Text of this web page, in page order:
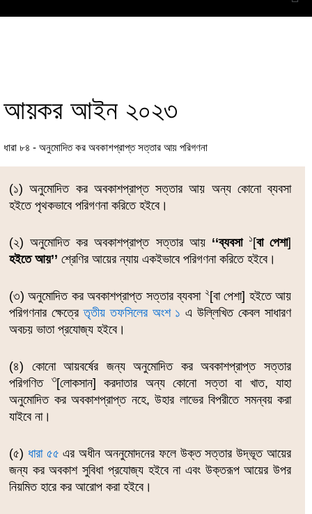
আয়কর আইন ২০২৩
ধারা ৮৪ - অনুমোদিত কর অবকাশপ্রাপ্ত সত্তার আয় পরিগণনা
(১) অনুমোদিত কর অবকাশপ্রাপ্ত সত্তার আয় অন্য কোনো ব্যবসা
হইতে পৃথকভাবে পরিগণনা করিতে হইবে।
(২) অনুমোদিত কর অবকাশপ্রাপ্ত সত্তার আয় ‘‘ব্যবসা ১ [বা পেশা]
হইতে আয়’’ শ্রেণির আয়ের ন্যায় একইভাবে পরিগণনা করিতে হইবে।
(৩) অনুমোদিত কর অবকাশপ্রাপ্ত সত্তার ব্যবসা ২[বা পেশা] হইতে আয়
পরিগণনার ক্ষেত্রেতৃতীয় তফসিলের অংশ ১ এ উল্লিখিত কেবল সাধারণ
অবচয় ভাতা প্রযোজ্য হইবে।
(৪) কোনো আয়বর্ষের জন্য অনুমোদিত কর অবকাশপ্রাপ্ত সত্তার
পরিগণিত
৩[লোকসান] করদাতার অন্য কোনো সত্তা বা খাত, যাহা
অনুমোদিত কর অবকাশপ্রাপ্ত নহে, উহার লাভের বিপরীতে সমন্বয় করা
যাইবে না।
(৫) ধারা ৫৫ এর অধীন অননুমোদনের ফলে উক্ত সত্তার উদ্ভূত আয়ের
জন্য কর অবকাশ সুবিধা প্রযোজ্য হইবে না এবং উক্তরূপ আয়ের উপর
নিয়মিত হারে কর আরোপ করা হইবে।